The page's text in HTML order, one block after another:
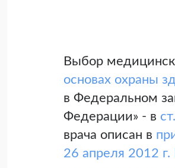
Выбор
основах охраны
в Федеральном
Федерации» - в
врача описан в
26 апреля 2012